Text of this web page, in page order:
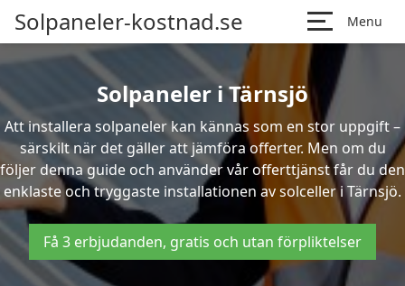
Solpaneler-kostnad.se Menu
Solpaneler i Tärnsjö
Att installera solpaneler kan kännas som en stor uppgift –
särskilt när det gäller att jämföra offerter. Men om du
följer denna guide och använder vår offerttjänst får du den
enklaste och tryggaste installationen av solceller i Tärnsjö.
Få 3 erbjudanden, gratis och utan förpliktelser